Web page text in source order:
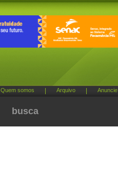
Quem somos Arquivo Anuncie
busca